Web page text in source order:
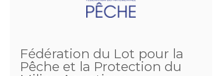
Fédération du Lot pour la
Pêche et la Protection du